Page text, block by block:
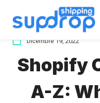
Dicembre 19, 2022
Shopify
A-Z: